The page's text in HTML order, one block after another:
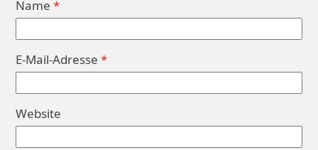
Name*
E-Mail-Adresse*
Website